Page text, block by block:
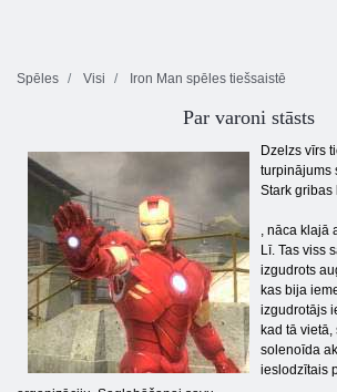
Spēles Visi Iron Man spēles tiešsaistē
Par varoni stāsts
Dzelzs vīrs
turpinājums
Stark gribas
, nāca klajā
Lī. Tas viss
izgudrots
kas bija
izgudrotājs
kad tā vietā,
solenoīda
ieslodzītais